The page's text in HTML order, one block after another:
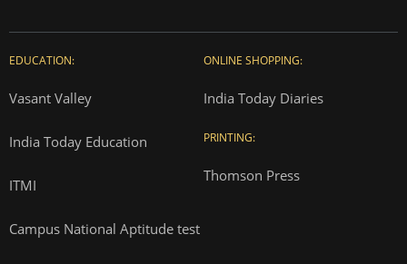
EDUCATION:
Vasant Valley
India Today Education
ITMI
Campus National Aptitude test
ONLINE SHOPPING:
India Today Diaries
PRINTING:
Thomson Press